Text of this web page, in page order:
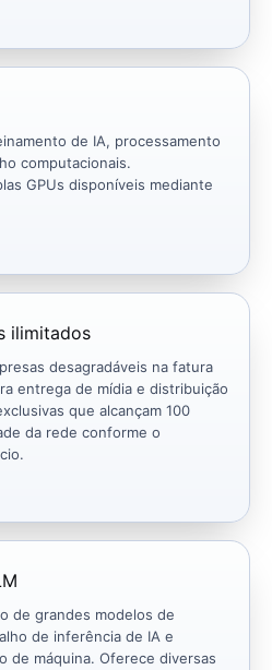
de IA, processamento
computacionais.
GPUs disponíveis mediante
ilimitados
desagradáveis ​​na fatura
entrega de mídia e distribuição
que alcançam 100
da rede conforme o
de grandes modelos de
de inferência de IA e
de máquina. Oferece diversas